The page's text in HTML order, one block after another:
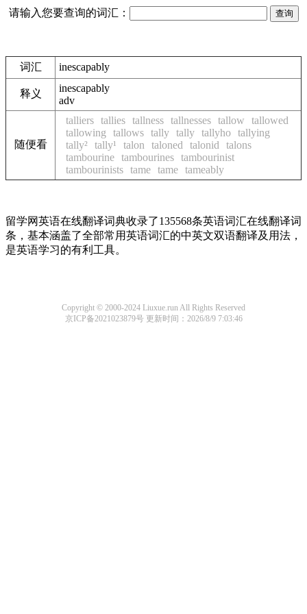
请输入您要查询的词汇：
词汇 inescapably
释义
inescapably
adv
随便看
talliers tallies tallness tallnesses tallow
tallowed
tallowing
tallows tally tally tallyho tallying
tally² tally¹ talon taloned talonid
talons
tambourine tambourines tambourinist
tambourinists tame tame tameably
留学网英语在线翻译词典收录了135568条英语词汇在线翻译词
条，基本涵盖了全部常用英语词汇的中英文双语翻译及用法，
是英语学习的有利工具。
Copyright © 2000-2024 Liuxue.run All Rights Reserved
京ICP备2021023879号更新时间：2026/8/9 7:03:46